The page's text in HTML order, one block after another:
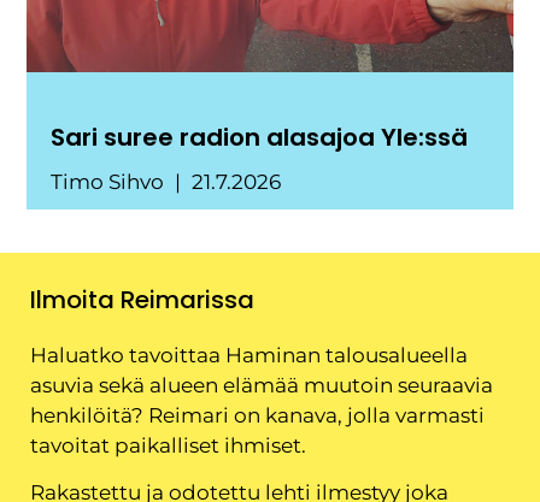
Sari suree radion alasajoa Yle:ssä
Timo Sihvo 21.7.2026
Ilmoita Reimarissa
Haluatko tavoittaa Haminan talousalueella
asuvia sekä alueen elämää muutoin seuraavia
henkilöitä? Reimari on kanava, jolla varmasti
tavoitat paikalliset ihmiset.
Rakastettu ja odotettu lehti ilmestyy joka